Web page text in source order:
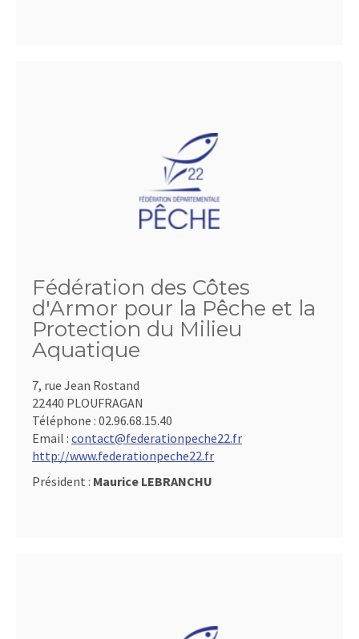
Fédération des Côtes
d'Armor pour la Pêche et la
Protection du Milieu
Aquatique
7, rue Jean Rostand
22440 PLOUFRAGAN
Téléphone : 02.96.68.15.40
Email : contact@federationpeche22.fr
http://www.federationpeche22.fr
Président : Maurice LEBRANCHU